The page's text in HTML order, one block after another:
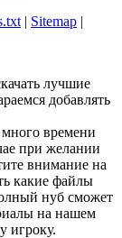
| Sitemap |
лучшие
добавлять
времени
при желании
внимание на
какие файлы
нуб сможет
на нашем
игроку.